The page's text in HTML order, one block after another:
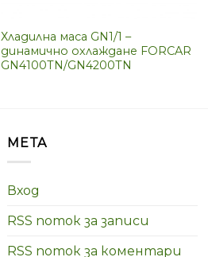
Хладилна маса GN1/1 –
динамично охлаждане FORCAR
GN4100TN/GN4200TN
META
Вход
RSS поток за записи
RSS поток за коментари